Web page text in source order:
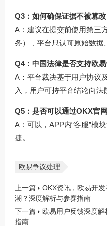
Q3：如何确保证据不被篡改
A：建议在提交前使用第三
务），平台只认可原始数据。
Q4：中国法律是否支持欧
A：平台裁决基于用户协议
入，用户可持平台结论向法
Q5：是否可以通过OKX官
A：可以，APP内“客服”模
捷。
欧易争议处理
上一篇
OKX资讯，欧易开
潮？深度解析与参赛指南
下一篇
欧易用户反馈深度
指南